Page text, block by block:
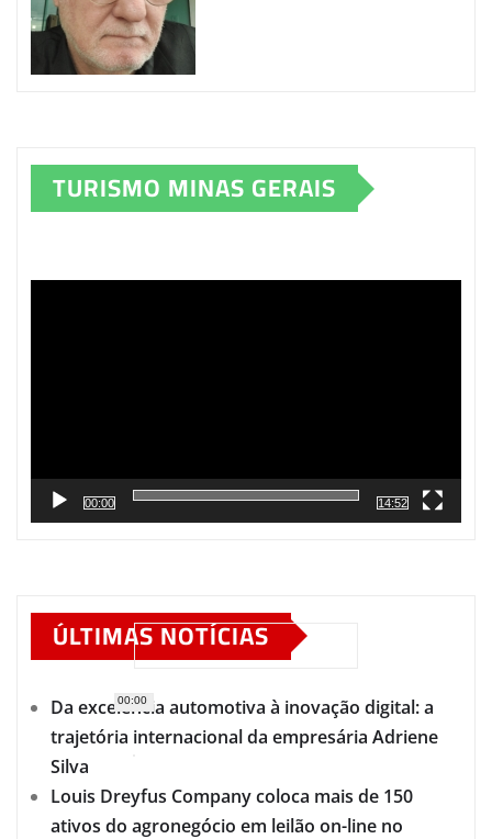
TURISMO MINAS GERAIS
00:00
00:00
14:52
ÚLTIMAS NOTÍCIAS
Da excelência automotiva à inovação digital: a
trajetória internacional da empresária Adriene
Silva
Louis Dreyfus Company coloca mais de 150
ativos do agronegócio em leilão on-line no